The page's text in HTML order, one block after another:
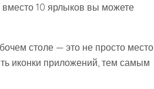
10 ярлыков вы можете
столе — это не просто место,
иконки приложений, тем самым